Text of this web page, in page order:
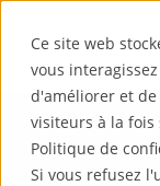
Ce site web
vous
d'améliorer et
visiteurs à la fois
Politique de
Si vous refusez